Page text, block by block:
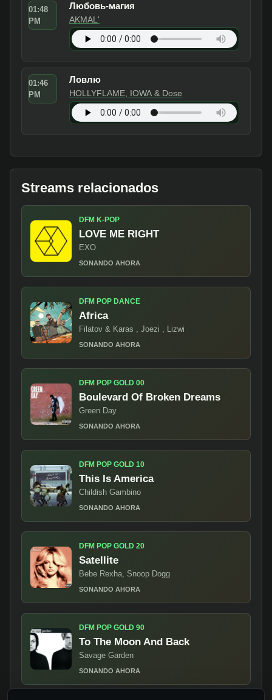
01:48
PM
Любовь-магия
AKMAL'
01:46
PM
Ловлю
HOLLYFLAME, IOWA & Dose
Streams relacionados
DFM K-POP
LOVE ME RIGHT
EXO
SONANDO AHORA
DFM POP DANCE
Africa
Filatov & Karas , Joezi , Lizwi
SONANDO AHORA
DFM POP GOLD 00
Boulevard Of Broken Dreams
Green Day
SONANDO AHORA
DFM POP GOLD 10
This Is America
Childish Gambino
SONANDO AHORA
DFM POP GOLD 20
Satellite
Bebe Rexha, Snoop Dogg
SONANDO AHORA
DFM POP GOLD 90
To The Moon And Back
Savage Garden
SONANDO AHORA